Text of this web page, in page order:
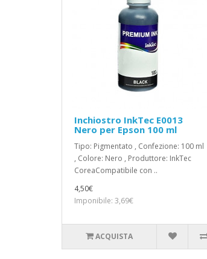
Inchiostro InkTec E0013
Nero per Epson 100 ml
Tipo: Pigmentato , Confezione: 100 ml
, Colore: Nero , Produttore: InkTec
CoreaCompatibile con ..
4,50€
Imponibile: 3,69€
ACQUISTA